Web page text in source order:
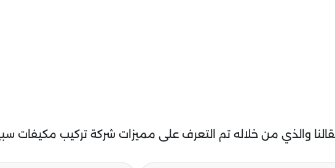
والذي من خلاله تم التعرف على مميزات شركة تركيب مكيفات